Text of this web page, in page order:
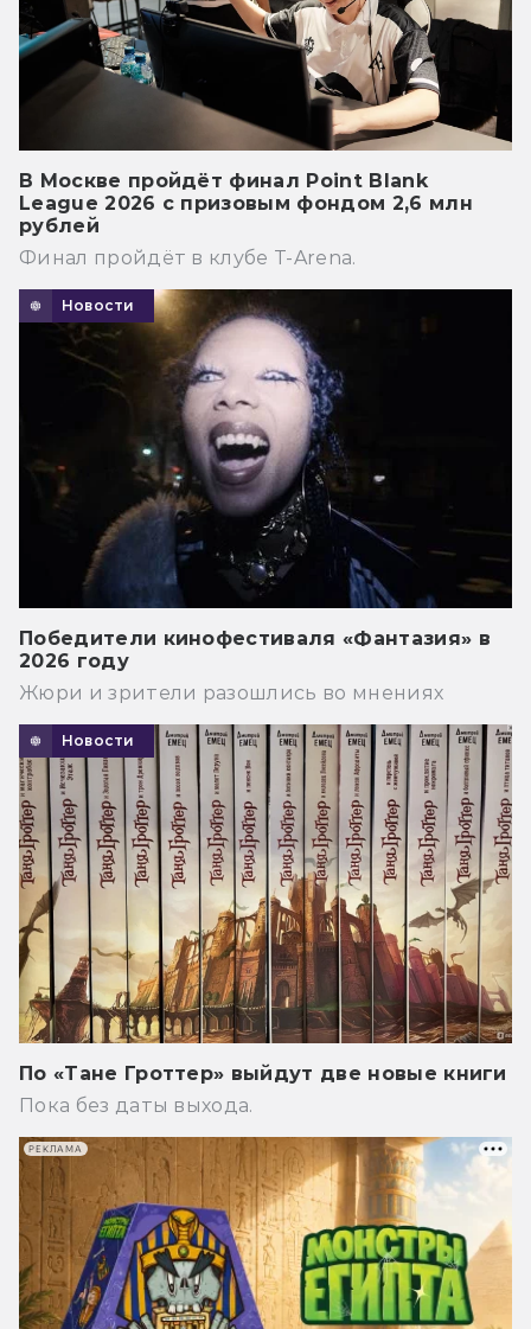
В Москве пройдёт финал Point Blank
League 2026 с призовым фондом 2,6 млн
рублей
Финал пройдёт в клубе T-Arena.
Новости
Победители кинофестиваля «Фантазия» в
2026 году
Жюри и зрители разошлись во мнениях
Новости
По «Тане Гроттер» выйдут две новые книги
Пока без даты выхода.
РЕКЛАМА